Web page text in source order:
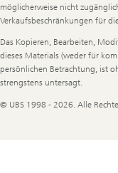
möglicherweise nicht
Verkaufsbeschränkungen für
Das Kopieren, Bearbeiten,
dieses Materials (weder für
persönlichen Betrachtung, ist
strengstens untersagt.
© UBS 1998 - 2026. Alle